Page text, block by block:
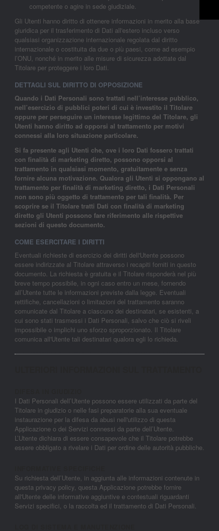
competente o agire in sede giudiziale.
Gli Utenti hanno diritto di ottenere informazioni in merito alla base
giuridica per il trasferimento di Dati all'estero incluso verso
qualsiasi organizzazione internazionale regolata dal diritto
internazionale o costituita da due o più paesi, come ad esempio
l’ONU, nonché in merito alle misure di sicurezza adottate dal
Titolare per proteggere i loro Dati.
DETTAGLI SUL DIRITTO DI OPPOSIZIONE
Quando i Dati Personali sono trattati nell’interesse pubblico,
nell’esercizio di pubblici poteri di cui è investito il Titolare
oppure per perseguire un interesse legittimo del Titolare, gli
Utenti hanno diritto ad opporsi al trattamento per motivi
connessi alla loro situazione particolare.
Si fa presente agli Utenti che, ove i loro Dati fossero trattati
con finalità di marketing diretto, possono opporsi al
trattamento in qualsiasi momento, gratuitamente e senza
fornire alcuna motivazione. Qualora gli Utenti si oppongano al
trattamento per finalità di marketing diretto, i Dati Personali
non sono più oggetto di trattamento per tali finalità. Per
scoprire se il Titolare tratti Dati con finalità di marketing
diretto gli Utenti possono fare riferimento alle rispettive
sezioni di questo documento.
COME ESERCITARE I DIRITTI
Eventuali richieste di esercizio dei diritti dell'Utente possono
essere indirizzate al Titolare attraverso i recapiti forniti in questo
documento. La richiesta è gratuita e il Titolare risponderà nel più
breve tempo possibile, in ogni caso entro un mese, fornendo
all’Utente tutte le informazioni previste dalla legge. Eventuali
rettifiche, cancellazioni o limitazioni del trattamento saranno
comunicate dal Titolare a ciascuno dei destinatari, se esistenti, a
cui sono stati trasmessi i Dati Personali, salvo che ciò si riveli
impossibile o implichi uno sforzo sproporzionato. Il Titolare
comunica all'Utente tali destinatari qualora egli lo richieda.
I Dati Personali dell’Utente possono essere utilizzati da parte del
Titolare in giudizio o nelle fasi preparatorie alla sua eventuale
instaurazione per la difesa da abusi nell'utilizzo di questa
Applicazione o dei Servizi connessi da parte dell’Utente.
L’Utente dichiara di essere consapevole che il Titolare potrebbe
essere obbligato a rivelare i Dati per ordine delle autorità pubbliche.
Su richiesta dell’Utente, in aggiunta alle informazioni contenute in
questa privacy policy, questa Applicazione potrebbe fornire
all'Utente delle informative aggiuntive e contestuali riguardanti
Servizi specifici, o la raccolta ed il trattamento di Dati Personali.